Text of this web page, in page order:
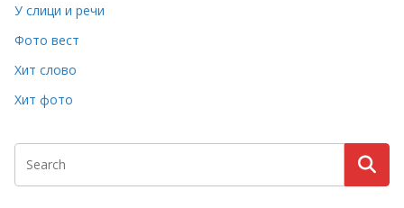
У слици и речи
Фото вест
Хит слово
Хит фото